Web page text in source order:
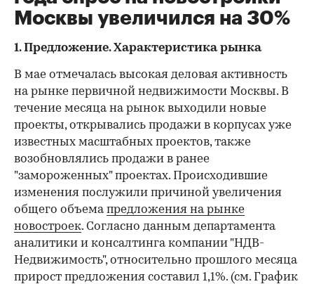
Москвы увеличился на 30%
1. Предложение. Характеристика рынка
В мае отмечалась высокая деловая активность
на рынке первичной недвижимости Москвы. В
течение месяца на рынок выходили новые
проекты, открывались продажи в корпусах уже
известных масштабных проектов, также
возобновлялись продажи в ранее
"замороженных" проектах. Происходившие
изменения послужили причиной увеличения
общего объемапредложения на рынке
новостроек. Согласно данным департамента
аналитики и консалтинга компании "НДВ-
Недвижимость", относительно прошлого месяца
прирост предложения составил 1,1%. (см. График